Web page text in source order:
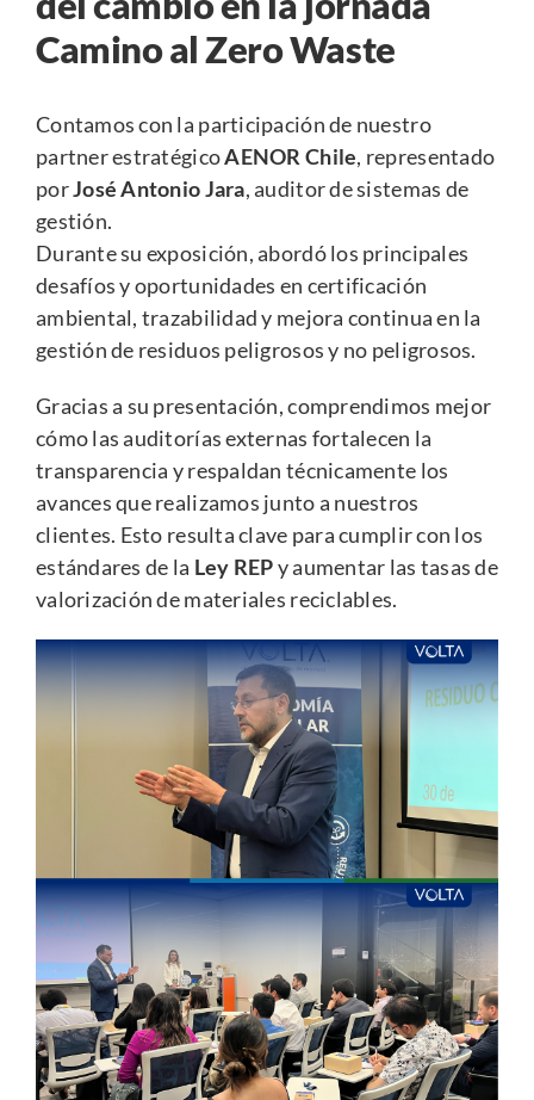
Camino al Zero Waste
Contamos con la participación de nuestro
partner estratégicoAENOR Chile, representado
porJosé Antonio Jara, auditor de sistemas de
gestión.
Durante su exposición, abordó los principales
desafíos y oportunidades en certificación
ambiental, trazabilidad y mejora continua en la
gestión de residuos peligrosos y no peligrosos.
Gracias a su presentación, comprendimos mejor
cómo las auditorías externas fortalecen la
transparencia y respaldan técnicamente los
avances que realizamos junto a nuestros
clientes. Esto resulta clave para cumplir con los
estándares de la Ley REPy aumentar las tasas de
valorización de materiales reciclables.